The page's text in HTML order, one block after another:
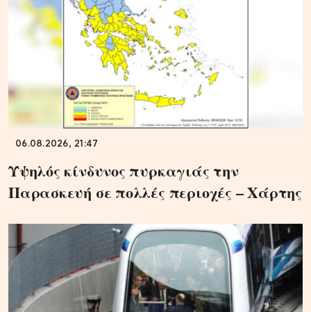
06.08.2026, 21:47
Υψηλός κίνδυνος πυρκαγιάς την
Παρασκευή σε πολλές περιοχές – Χάρτης